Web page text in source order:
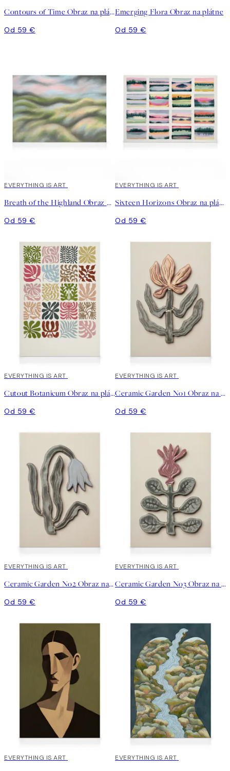
Contours of Time Obraz na plátne
Od 59 €
Emerging Flora Obraz na plátne
Od 59 €
EVERYTHING IS ART
Breath of the Highland Obraz na plátne
Od 59 €
EVERYTHING IS ART
Sixteen Horizons Obraz na plátne
Od 59 €
EVERYTHING IS ART
Cutout Botanicum Obraz na plátne
Od 59 €
EVERYTHING IS ART
Ceramic Garden No1 Obraz na plátne
Od 59 €
EVERYTHING IS ART
Ceramic Garden No2 Obraz na plátne
Od 59 €
EVERYTHING IS ART
Ceramic Garden No3 Obraz na plátne
Od 59 €
EVERYTHING IS ART EVERYTHING IS ART